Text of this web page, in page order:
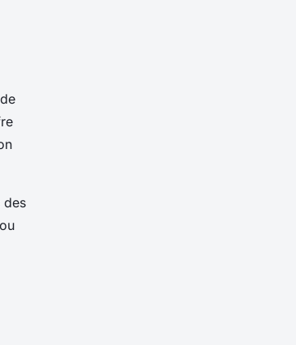
des